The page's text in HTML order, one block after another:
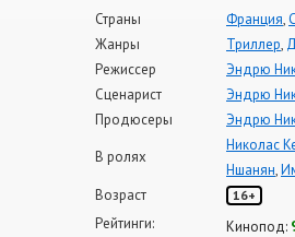
Страны
Франция,
Жанры
Триллер,
Режиссер
Эндрю
Сценарист
Эндрю
Продюсеры
Эндрю
В ролях
Николас
Ншанян,
Возраст
16+
Рейтинги: Кинопод: